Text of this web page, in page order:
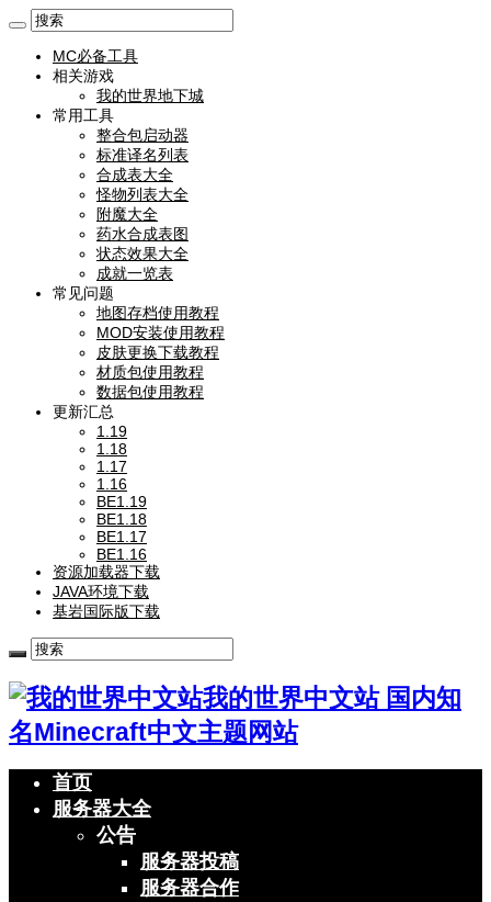
MC必备工具
相关游戏
我的世界地下城
常用工具
整合包启动器
标准译名列表
合成表大全
怪物列表大全
附魔大全
药水合成表图
状态效果大全
成就一览表
常见问题
地图存档使用教程
MOD安装使用教程
皮肤更换下载教程
材质包使用教程
数据包使用教程
更新汇总
1.19
1.18
1.17
1.16
BE1.19
BE1.18
BE1.17
BE1.16
资源加载器下载
JAVA环境下载
基岩国际版下载
我的世界中文站 国内知
名Minecraft中文主题网站
首页
服务器大全
公告
服务器投稿
服务器合作